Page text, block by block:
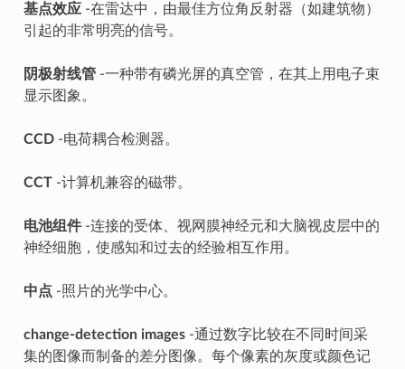
基点效应 -在雷达中，由最佳方位角反射器（如建筑物）
引起的非常明亮的信号。
阴极射线管-一种带有磷光屏的真空管，在其上用电子束
显示图象。
CCD-电荷耦合检测器。
CCT-计算机兼容的磁带。
电池组件-连接的受体、视网膜神经元和大脑视皮层中的
神经细胞，使感知和过去的经验相互作用。
中点 -照片的光学中心。
change-detection images-通过数字比较在不同时间采
集的图像而制备的差分图像。每个像素的灰度或颜色记